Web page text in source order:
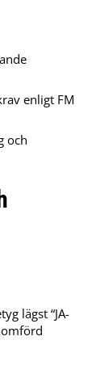
enligt FM
och
lägst “JA-